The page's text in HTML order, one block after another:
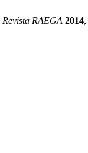
Revista RAEGA 2014,